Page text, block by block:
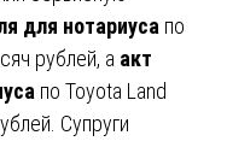
для нотариуса по
рублей, а акт
по Toyota Land
Супруги